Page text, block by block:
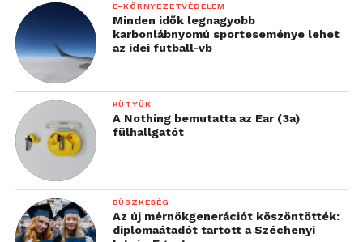
E-KÖRNYEZETVÉDELEM
Minden idők legnagyobb
karbonlábnyomú sporteseménye lehet
az idei futball-vb
KÜTYÜK
A Nothing bemutatta az Ear (3a)
fülhallgatót
BÜSZKESÉG
Az új mérnökgenerációt köszöntötték:
diplomaátadót tartott a Széchenyi